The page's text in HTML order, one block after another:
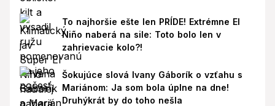
To najhoršie ešte len PRÍDE! Extrémne El
Niño naberá na sile: Toto bolo len v
zahrievacie kolo?!
Šokujúce slová Ivany Gáborík o vzťahu s
Mariánom: Ja som bola úplne na dne!
Druhýkrát by do toho nešla